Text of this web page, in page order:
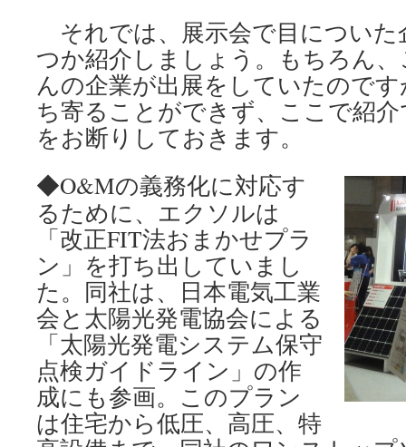
それでは、展示会で目についた
つか紹介しましょう。もちろん
んの企業が出展をしていたので
ち寄ることができず、ここで紹
をお断りしておきます。
◆O&Mの義務化に対応す
るために、エクソルは
「改正FIT法おまかせプラ
ン」を打ち出していまし
た。同社は、日本電気工業
会と太陽光発電協会による
「太陽光発電システム保守
点検ガイドライン」の作
成にも参画。このプラン
は住宅から低圧、高圧、特